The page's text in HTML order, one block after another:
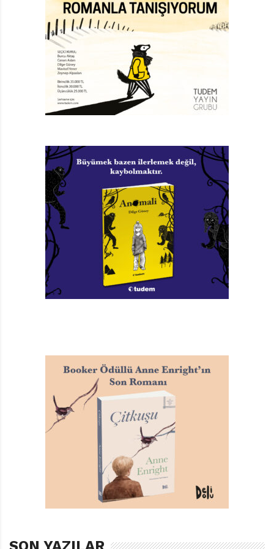
üslubu ve Arthur Robins’in çizimleriyle ilk iki kitap
hemen diğerinden ayrılıyor. O da ne! Ciyaaaak!
“Romantik sperm” başlığı altında spermlerin hareketini
ve işlevini anlatan bölümde kocaman kırmızı bir kalp
üzerine yerleşmiş, silindir şapkalı, elindeki kımızı gülü
koklayan bir sperm var (burada da mı kalp ve
gül?).Yazarın “yüzü kızaran tüm anababalara” ithaf
gizli. Bana Neler Oluyor? adlı kitap ise büyüme sancıları
çekenler için yazılmış. “Dünyanın en utandırıcı
sorularından bazılarına verilen yanıtlar” altbaşlığını
taşıyan kitapta, böyle bir kitaba ne gerek var
sorusunun yanıtını yazar şöyle vermiş: “Anababalar o
yaşlarını ve sorunlarını unutmuş olabilirler.
Öğretmenlerin yapacak başka işleri vardır.
Arkadaşlarınız da (çok biliyor görünseler de) genellikle
sizden daha çok şey bilmezler.” Bu kitapta, ergenlik
döneminde genç kız ve erkeğin bedeninde oluşan
Cinsellikle İlgili Merak Ettikleriniz ise ergenlik süreciyle
ilgili temel bilgileri veren ikinci kitabın ardından biraz
daha teknik konulara giriyor. Ergenliğe özgü bedensel
değişikliklerin daha ayrıntılı anlatılmasının ardından
“Tutulmak nedir?”, “Cinsel ilişki nedir?”, “Bebek sahibi
olmak”, “Hamilelik nasıl önlenir?” gibi konularla
ergenlik sırasındaki ve sonrasındaki cinsel hayata dair
temel ipuçları veriliyor. Kitabın sonunda yer alan
“Cinsellik konusunda bilinmesi gereken en önemli şey”
bölümünü es geçmemek lazım; özü itibariyle teknik
bir alıntıyı hak ediyor: “Cinsellik konusunda bilmeniz